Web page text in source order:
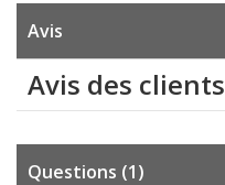
Avis
Avis des clients
Questions 1